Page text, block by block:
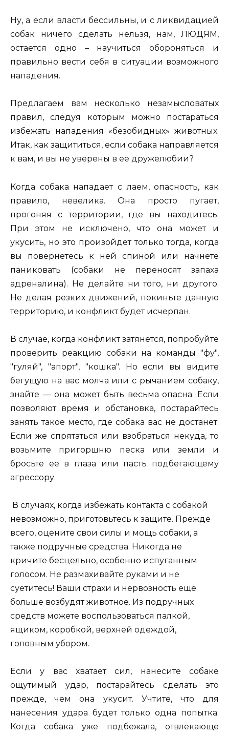
Ну, а если власти бессильны, и с ликвидацией
собак ничего сделать нельзя, нам, ЛЮДЯМ,
остается одно – научиться обороняться и
правильно вести себя в ситуации возможного
нападения.
Предлагаем вам несколько незамысловатых
правил, следуя которым можно постараться
избежать нападения «безобидных» животных.
Итак, как защититься, если собака направляется
к вам, и вы не уверены в ее дружелюбии?
Когда собака нападает с лаем, опасность, как
правило, невелика. Она просто пугает,
прогоняя с территории, где вы находитесь.
При этом не исключено, что она может и
укусить, но это произойдет только тогда, когда
вы повернетесь к ней спиной или начнете
паниковать (собаки не переносят запаха
адреналина). Не делайте ни того, ни другого.
Не делая резких движений, покиньте данную
территорию, и конфликт будет исчерпан.
В случае, когда конфликт затянется, попробуйте
проверить реакцию собаки на команды "фу",
"гуляй", "апорт", "кошка". Но если вы видите
бегущую на вас молча или с рычанием собаку,
знайте — она может быть весьма опасна. Если
позволяют время и обстановка, постарайтесь
занять такое место, где собака вас не достанет.
Если же спрятаться или взобраться некуда, то
возьмите пригоршню песка или земли и
бросьте ее в глаза или пасть подбегающему
агрессору.
В случаях, когда избежать контакта с собакой
невозможно, приготовьтесь к защите. Прежде
всего, оцените свои силы и мощь собаки, а
также подручные средства. Никогда не
кричите бесцельно, особенно испуганным
голосом. Не размахивайте руками и не
суетитесь! Ваши страхи и нервозность еще
больше возбудят животное. Из подручных
средств можете воспользоваться палкой,
ящиком, коробкой, верхней одеждой,
головным убором.
Если у вас хватает сил, нанесите собаке
ощутимый удар, постарайтесь сделать это
прежде, чем она укусит. Учтите, что для
нанесения удара будет только одна попытка.
Когда собака уже подбежала, отвлекающе